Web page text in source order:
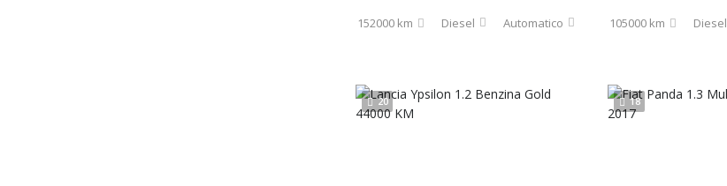
152000 km Diesel Automatico 105000 km Diesel
20 18